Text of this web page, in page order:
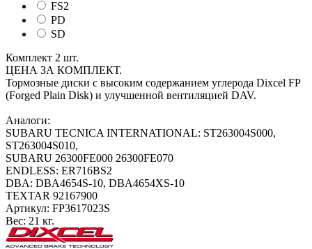
FS2
PD
SD
Комплект 2 шт.
ЦЕНА ЗА КОМПЛЕКТ.
Тормозные диски с высоким содержанием углерода Dixcel FP
(Forged Plain Disk) и улучшенной вентиляцией DAV.
Аналоги:
SUBARU TECNICA INTERNATIONAL: ST263004S000,
ST263004S010,
SUBARU 26300FE000 26300FE070
ENDLESS: ER716BS2
DBA: DBA4654S-10, DBA4654XS-10
TEXTAR 92167900
Артикул: FP3617023S
Вес: 21 кг.